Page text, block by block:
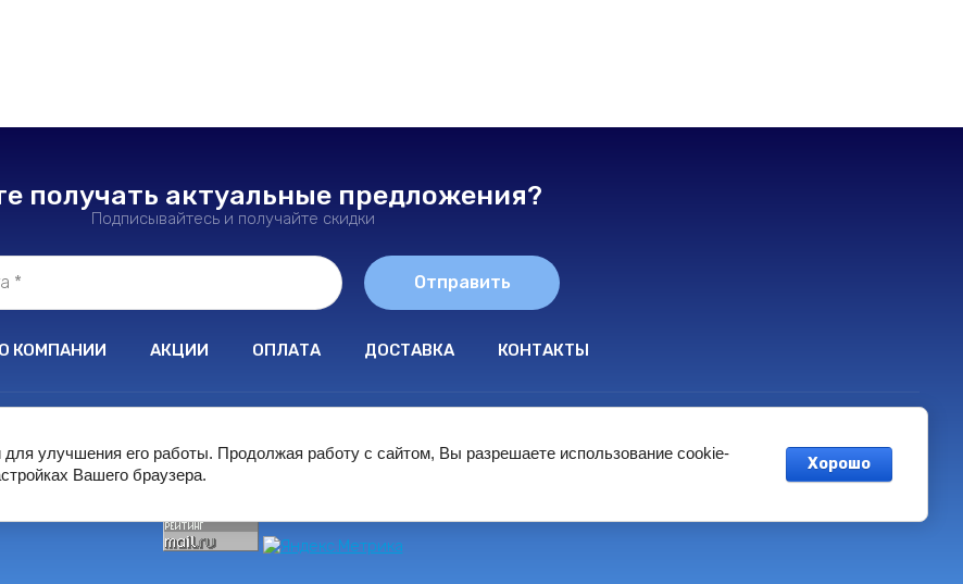
получать актуальные предложения?
Подписывайтесь и получайте скидки
Отправить
О КОМПАНИИ АКЦИИ ОПЛАТА ДОСТАВКА КОНТАКТЫ
улучшения его работы. Продолжая работу с сайтом, Вы разрешаете использование cookie-
Вашего браузера.
Хорошо